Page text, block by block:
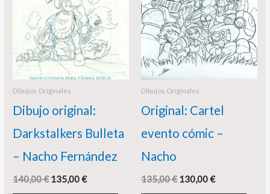
Dibujos Originales
Dibujo original:
Darkstalkers Bulleta
– Nacho Fernández
140,00€ 135,00€
Dibujos Originales
Original: Cartel
evento cómic –
Nacho
135,00€ 130,00€